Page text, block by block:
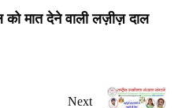
को मात देने वाली लज़ीज़ दाल
Next